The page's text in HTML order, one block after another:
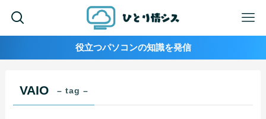
役立つパソコンの知識を発信
VAIO – tag –